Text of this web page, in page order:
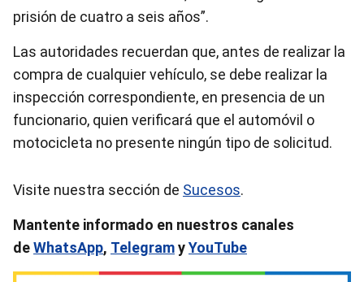
prisión de cuatro a seis años”.
Las autoridades recuerdan que, antes de realizar la
compra de cualquier vehículo, se debe realizar la
inspección correspondiente, en presencia de un
funcionario, quien verificará que el automóvil o
motocicleta no presente ningún tipo de solicitud.
Visite nuestra sección de Sucesos.
Mantente informado en nuestros canales
deWhatsApp, TelegramyYouTube